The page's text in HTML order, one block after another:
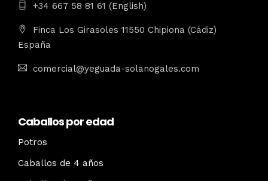
+34 667 58 81 61 (English)
Finca Los Girasoles 11550 Chipiona (Cádiz)
España
comercial@yeguada-solanogales.com
Caballos por edad
Potros
Caballos de 4 años